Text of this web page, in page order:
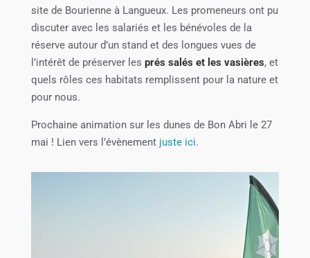
site de Bourienne à Langueux. Les promeneurs ont pu
discuter avec les salariés et les bénévoles de la
réserve autour d’un stand et des longues vues de
l’intérêt de préserver les prés salés et les vasières, et
quels rôles ces habitats remplissent pour la nature et
pour nous.
Prochaine animation sur les dunes de Bon Abri le 27
mai ! Lien vers l’évènement juste ici.